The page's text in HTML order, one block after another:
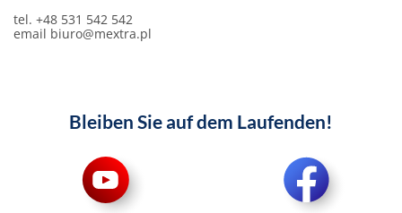
tel. +48 531 542 542
email biuro@mextra.pl
Bleiben Sie auf dem Laufenden!